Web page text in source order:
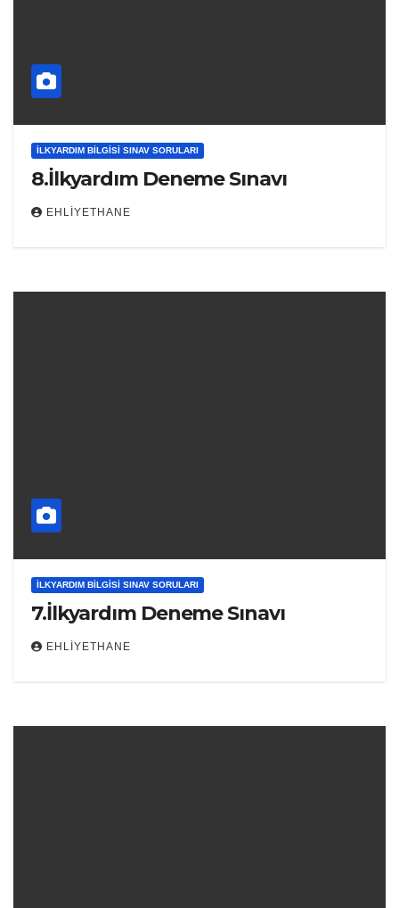
İLKYARDIM BILGISI SINAV SORULARI
8.İlkyardım Deneme Sınavı
EHLIYETHANE
İLKYARDIM BILGISI SINAV SORULARI
7.İlkyardım Deneme Sınavı
EHLIYETHANE